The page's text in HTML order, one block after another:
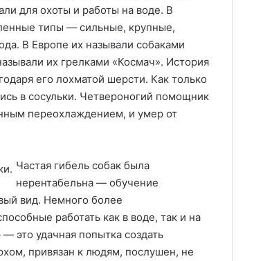
для охоты и работы на воде. В
типы — сильные, крупные,
В Европе их называли собаками
их грелками «Космач». История
его лохматой шерсти. Как только
в сосульки. Четвероногий помощник
переохлаждением, и умер от
Частая гибель собак была
нерентабельна — обучение
вид. Немного более
работать как в воде, так и на
это удачная попытка создать
привязан к людям, послушен, не